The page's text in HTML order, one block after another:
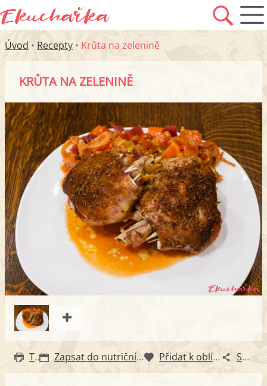
Úvod • Recepty • Krůta na zelenině
KRŮTA NA ZELENINĚ
Tisk Zapsat do nutričního diáře Přidat k oblíbeným Sdílet